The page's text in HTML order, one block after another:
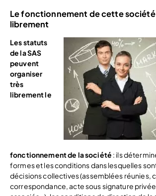
Le fonctionnement de cette société
librement
Les statuts
de la SAS
peuvent
organiser
très
librement le
fonctionnement de la société : ils
formes et les conditions dans lesquelles
décisions collectives (assemblées réunies,
correspondance, acte sous signature